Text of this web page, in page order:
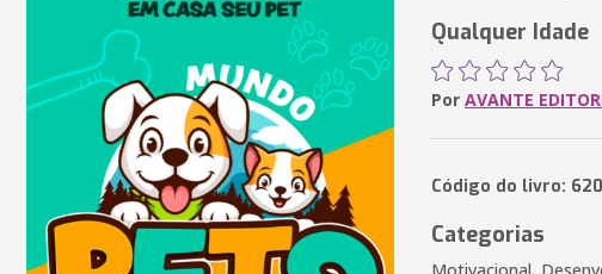
Qualquer Idade
Por AVANTE
Código do livro:
Categorias